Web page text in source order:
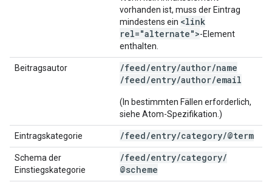
vorhanden ist, muss der Eintrag
mindestens ein <link
rel="alternate">-Element
enthalten.
Beitragsautor
/feed/entry/author/name
/feed/entry/author/email
(In bestimmten Fällen erforderlich,
siehe Atom-Spezifikation.)
Eintragskategorie /feed/entry/category/@term
Schema der
Einstiegskategorie
/feed/entry/category/
@scheme